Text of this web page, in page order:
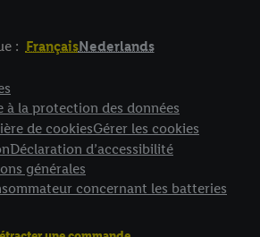
: FrançaisNederlands
à la protection des données
de cookiesGérer les cookies
Déclaration d’accessibilité
générales
concernant les batteries